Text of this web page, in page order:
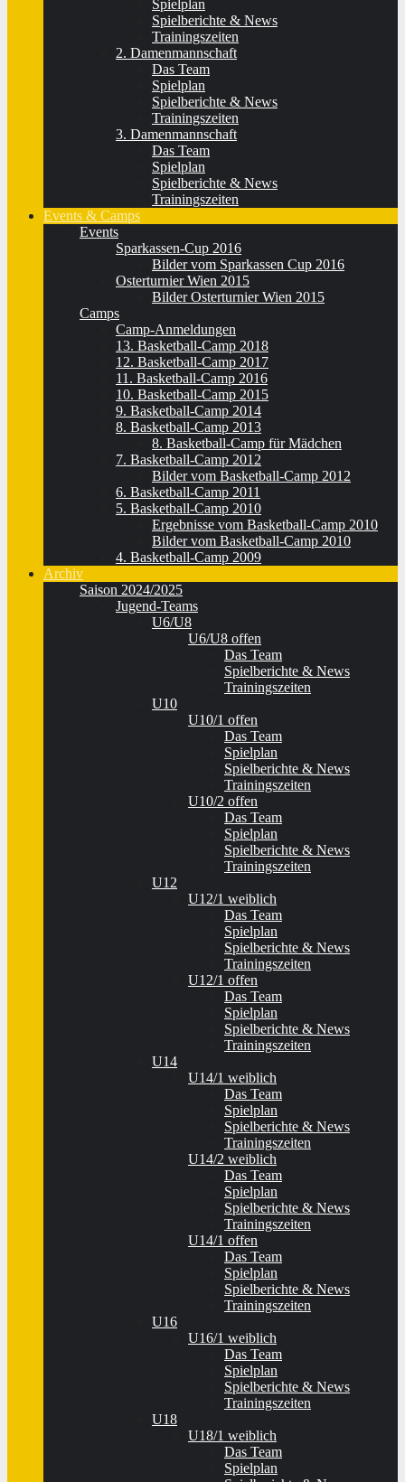
Spielplan
Spielberichte & News
Trainingszeiten
2. Damenmannschaft
Das Team
Spielplan
Spielberichte & News
Trainingszeiten
3. Damenmannschaft
Das Team
Spielplan
Spielberichte & News
Trainingszeiten
Events & Camps
Events
Sparkassen-Cup 2016
Bilder vom Sparkassen Cup 2016
Osterturnier Wien 2015
Bilder Osterturnier Wien 2015
Camps
Camp-Anmeldungen
13. Basketball-Camp 2018
12. Basketball-Camp 2017
11. Basketball-Camp 2016
10. Basketball-Camp 2015
9. Basketball-Camp 2014
8. Basketball-Camp 2013
8. Basketball-Camp für Mädchen
7. Basketball-Camp 2012
Bilder vom Basketball-Camp 2012
6. Basketball-Camp 2011
5. Basketball-Camp 2010
Ergebnisse vom Basketball-Camp 2010
Bilder vom Basketball-Camp 2010
4. Basketball-Camp 2009
Archiv
Saison 2024/2025
Jugend-Teams
U6/U8
U6/U8 offen
Das Team
Spielberichte & News
Trainingszeiten
U10
U10/1 offen
Das Team
Spielplan
Spielberichte & News
Trainingszeiten
U10/2 offen
Das Team
Spielplan
Spielberichte & News
Trainingszeiten
U12
U12/1 weiblich
Das Team
Spielplan
Spielberichte & News
Trainingszeiten
U12/1 offen
Das Team
Spielplan
Spielberichte & News
Trainingszeiten
U14
U14/1 weiblich
Das Team
Spielplan
Spielberichte & News
Trainingszeiten
U14/2 weiblich
Das Team
Spielplan
Spielberichte & News
Trainingszeiten
U14/1 offen
Das Team
Spielplan
Spielberichte & News
Trainingszeiten
U16
U16/1 weiblich
Das Team
Spielplan
Spielberichte & News
Trainingszeiten
U18
U18/1 weiblich
Das Team
Spielplan